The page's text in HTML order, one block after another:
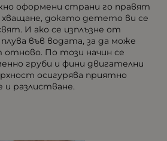
оформени страни го правят
хващане, докато детето ви се
И ако се изплъзне от
във водата, за да може
отново. По този начин се
груби и фини двигателни
осигурява приятно
и разлистване.